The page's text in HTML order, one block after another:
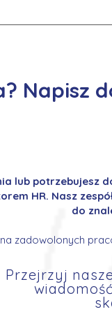
wspólnego
Napisz
lub potrzebujesz
HR. Nasz
do
zadowolonych
Przejrzyj